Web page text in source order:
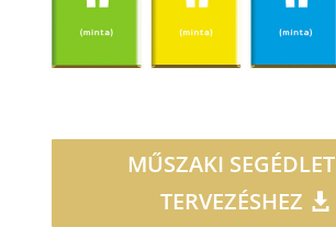
MŰSZAKI SEGÉDLET
TERVEZÉSHEZ